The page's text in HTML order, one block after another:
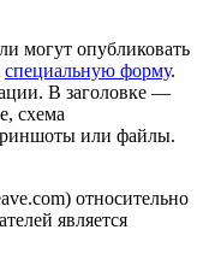
могут опубликовать
специальную форму.
В заголовке —
схема
или файлы.
относительно
является